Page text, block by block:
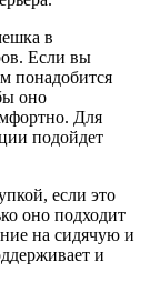
в
Если вы
понадобится
оно
Для
подойдет
если это
оно подходит
на сидячую и
и